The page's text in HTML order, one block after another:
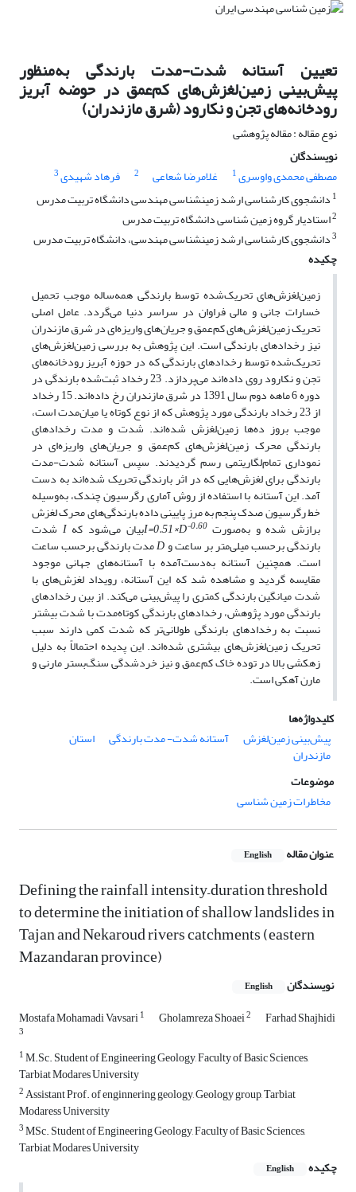
تعیین آستانه شدت-مدت بارندگی به‌منظور
پیش‌بینی زمین‌لغزش‌های کم‌عمق در حوضه آبریز
رودخانه‌های تجن و نکارود (شرق مازندران)
نوع مقاله : مقاله پژوهشی
نویسندگان
مصطفی محمدی واوسری1 غلامرضا شعاعی 2 فرهاد شهیدی3
1 دانشجوی کارشناسی ارشد زمین­شناسی مهندسی دانشگاه تربیت مدرس
2استادیار گروه زمین شناسی دانشگاه تربیت مدرس
3دانشجوی کارشناسی ارشد زمین­شناسی مهندسی، دانشگاه تربیت مدرس
چکیده
زمین‌لغزش‌های تحریک‌شده توسط بارندگی همه‌ساله موجب تحمیل
خسارات جانی و مالی فراوان در سراسر دنیا می‌گردد. عامل اصلی
تحریک زمین‌لغزش‌های کم‌عمق و جریان‌های واریزه‌ای در شرق مازندران
نیز رخداد‌های بارندگی است. این پژوهش به بررسی زمین‌لغزش‌های
تحریک‌شده توسط رخداد‌های بارندگی که در حوزه آبریز رودخانه‌های
تجن و نکارود روی ‌داده‌اند می‌پردازد. 23 رخداد ثبت‌شده بارندگی در
دوره 6 ماهه دوم سال 1391 در شرق مازندران رخ داده‌اند. 15 رخداد
از 23 رخداد بارندگی مورد پژوهش که از نوع کوتاه یا میان‌‌مدت است،
موجب بروز ده‌ها زمین‌لغزش شده‌اند. شدت و مدت رخدادهای
بارندگی محرک زمین‌لغزش‌های کم‌عمق و جریان‌های واریزه‌ای در
نموداری تمام‌لگاریتمی رسم گردیدند. سپس آستانه شدت-مدت
بارندگی برای لغزش‌هایی که در اثر بارندگی تحریک شده‌اند به دست
آمد. این آستانه با استفاده از روش آماری رگرسیون چندک، به‌وسیله
خط رگرسیون صدک پنجم به مرز پایینی داده بارندگی‌های محرک لغزش
برازش شده و به‌صورت I=0.51×D-0.60 بیان می‌شود کهI شدت
بارندگی برحسب میلی‌متر بر ساعت وDمدت بارندگی برحسب ساعت
است. همچنین آستانه به‌دست‌آمده با آستانه‌های جهانی موجود
مقایسه گردید و مشاهده شد که این آستانه، رویداد لغزش‌های با
شدت میانگین بارندگی کمتری را پیش‌بینی می‌کند. از بین رخدادهای
بارندگی مورد پژوهش، رخدادهای بارندگی کوتاه‌مدت با شدت بیشتر
نسبت به رخداد‌های بارندگی طولانی‌تر که شدت کمی دارند سبب
تحریک زمین‌لغزش‌های بیشتری شده‌اند. این پدیده احتمالاً به دلیل
زهکشی بالا در توده خاک کم‌عمق و نیز خردشدگی سنگ‌بستر مارنی و
مارن آهکی است.
کلیدواژه‌ها
پیش‌بینی زمین‌لغزش
آستانه شدت- مدت بارندگی استان
مازندران
موضوعات
مخاطرات زمین شناسی
عنوان مقاله English
Defining the rainfall intensity–duration threshold
to determine the initiation of shallow landslides in
Tajan and Nekaroud rivers catchments (eastern
Mazandaran province)
نویسندگان English
Mostafa Mohamadi Vavsari1 Gholamreza Shoaei2 Farhad Shajhidi
3
1M.Sc. Student of Engineering Geology, Faculty of Basic Sciences,
Tarbiat Modares University
2Assistant Prof. of enginnering geology, Geology group, Tarbiat
Modaress University
3MSc. Student of Engineering Geology, Faculty of Basic Sciences,
Tarbiat Modares University
چکیده
English